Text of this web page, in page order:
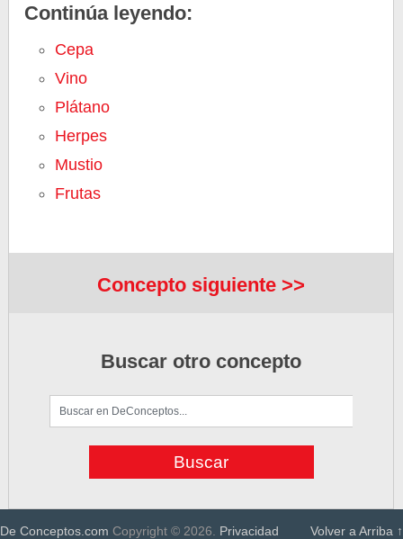
Continúa leyendo:
Cepa
Vino
Plátano
Herpes
Mustio
Frutas
Concepto siguiente >>
Buscar otro concepto
De Conceptos.com Copyright © 2026. Privacidad Volver a Arriba ↑